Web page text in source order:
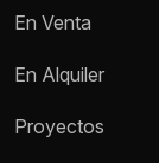
En Venta
En Alquiler
Proyectos